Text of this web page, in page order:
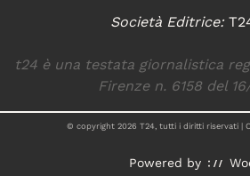
Società Editrice:
t24 è una testata giornalistica
Firenze n. 6158 del
© copyright 2026 T24, tutti i diritti riservati |
Powered by